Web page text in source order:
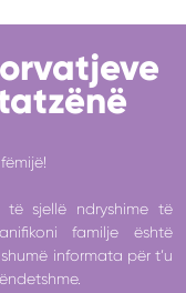
sjellë ndryshime të
familje është
informata për t’u